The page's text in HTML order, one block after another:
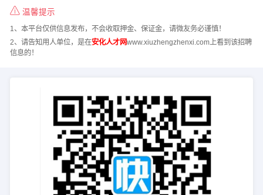
温馨提示
1、本平台仅供信息发布，不会收取押金、保证金，请微友务必谨慎！
2、请告知用人单位，是在安化人才网www.xiuzhengzhenxi.com上看到该招聘
信息的！